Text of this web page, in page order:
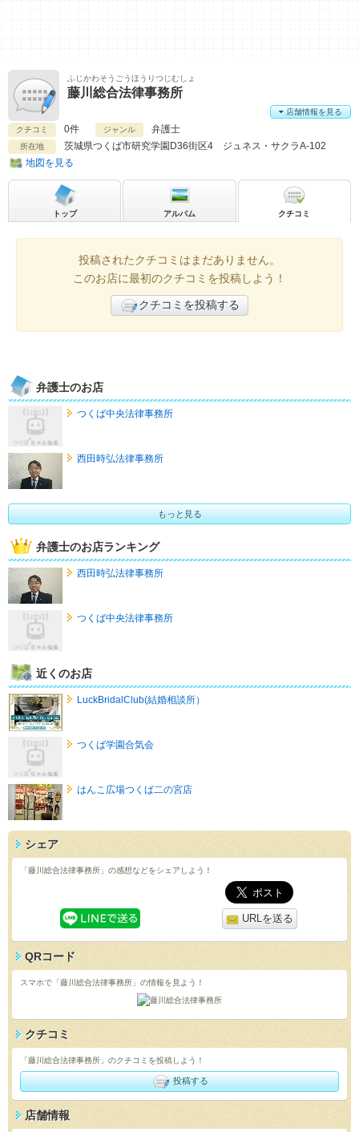
ふじかわそうごうほうりつじむしょ
藤川総合法律事務所
クチコミ 0件 ジャンル 弁護士
所在地 茨城県つくば市研究学園D36街区4 ジュネス・サクラA-102
地図を見る
店舗情報を見る
トップ アルバム クチコミ
投稿されたクチコミはまだありません。
このお店に最初のクチコミを投稿しよう！
クチコミを投稿する
弁護士のお店
つくば中央法律事務所
西田時弘法律事務所
もっと見る
弁護士のお店ランキング
西田時弘法律事務所
つくば中央法律事務所
近くのお店
LuckBridalClub(結婚相談所）
つくば学園合気会
はんこ広場つくば二の宮店
シェア
「藤川総合法律事務所」の感想などをシェアしよう！
URLを送る
QRコード
スマホで「藤川総合法律事務所」の情報を見よう！
クチコミ
「藤川総合法律事務所」のクチコミを投稿しよう！
投稿する
店舗情報